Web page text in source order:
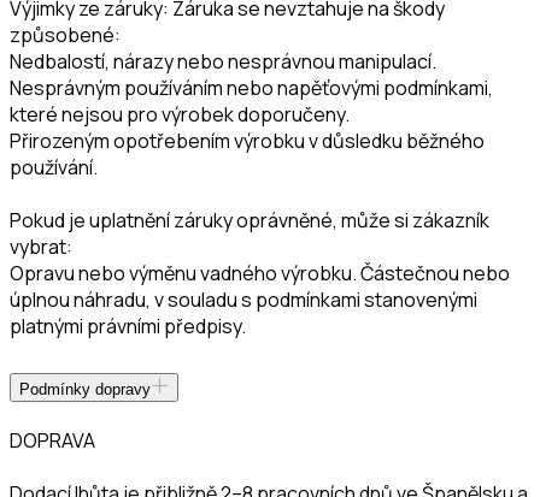
Výjimky ze záruky: Záruka se nevztahuje na škody
způsobené:
Nedbalostí, nárazy nebo nesprávnou manipulací.
Nesprávným používáním nebo napěťovými podmínkami,
které nejsou pro výrobek doporučeny.
Přirozeným opotřebením výrobku v důsledku běžného
používání.
Pokud je uplatnění záruky oprávněné, může si zákazník
vybrat:
Opravu nebo výměnu vadného výrobku. Částečnou nebo
úplnou náhradu, v souladu s podmínkami stanovenými
platnými právními předpisy.
Podmínky dopravy
DOPRAVA